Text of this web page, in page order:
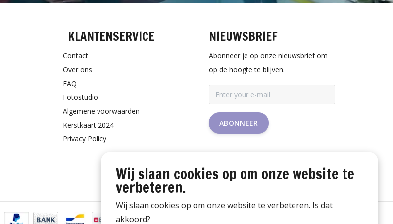
KLANTENSERVICE
Contact
Over ons
FAQ
Fotostudio
Algemene voorwaarden
Kerstkaart 2024
Privacy Policy
NIEUWSBRIEF
Abonneer je op onze nieuwsbrief om
op de hoogte te blijven.
ABONNEER
Wij slaan cookies op om onze website te
verbeteren.
Wij slaan cookies op om onze website te verbeteren. Is dat
akkoord?